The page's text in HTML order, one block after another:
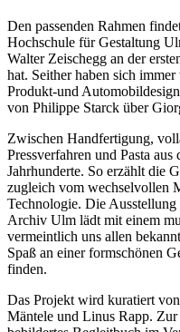
Haralds
Hörtipps
Buchtipps von
Hausbesuche
Den passenden Rahmen
Hochschule für Gestaltung
Walter Zeischegg an der
hat. Seither haben sich
Produkt-und
von Philippe Starck über
Zwischen Handfertigung,
Pressverfahren und Pasta
Jahrhunderte. So erzählt die
zugleich vom wechselvollen
Technologie. Die
Archiv Ulm lädt mit einem
vermeintlich uns allen
Spaß an einer formschönen
finden.
Das Projekt wird kuratiert
Mäntele und Linus Rapp.